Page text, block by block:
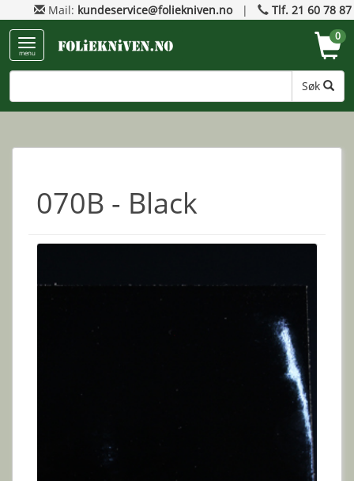
Mail: kundeservice@foliekniven.no| Tlf. 21 60 78 87
menu
Søk
0
070B - Black